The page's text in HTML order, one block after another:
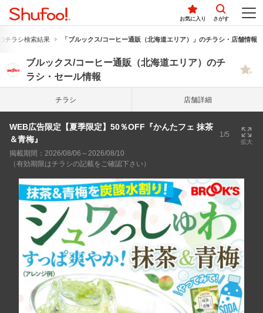
お気に入り さがす
チラシ検索結果 「ブルックス/コーヒー通販（北海道エリア）」のチラシ・店舗情報
ブルックス/コーヒー通販（北海道エリア）のチ
ラシ・セール情報
チラシ 店舗詳細
WEB広告限定【夏季限定】50％OFF『かんたフェ 抹茶
＆青梅』
1/5
拡大
掲載期間：2026/08/06～2026/08/10
（有効期限はチラシの記載をご確認下さい）